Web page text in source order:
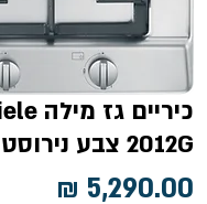
2012G צבע נירוסטה